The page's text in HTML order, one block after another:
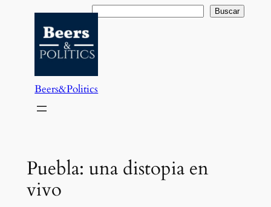
contenido
Buscar Buscar
Beers&Politics
Puebla: una distopia en
vivo